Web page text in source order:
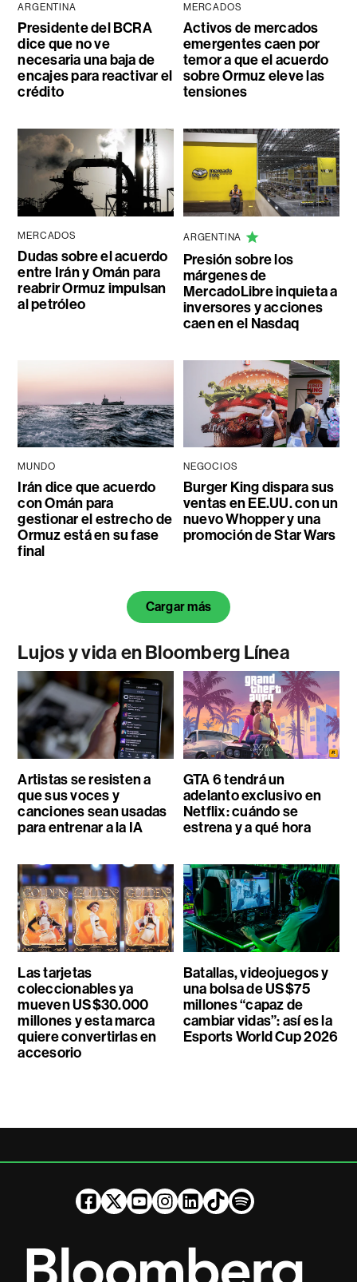
ARGENTINA
Presidente del BCRA
dice que no ve
necesaria una baja de
encajes para reactivar el
crédito
MERCADOS
Activos de mercados
emergentes caen por
temor a que el acuerdo
sobre Ormuz eleve las
tensiones
MERCADOS
Dudas sobre el acuerdo
entre Irán y Omán para
reabrir Ormuz impulsan
al petróleo
ARGENTINA
Presión sobre los
márgenes de
MercadoLibre inquieta a
inversores y acciones
caen en el Nasdaq
MUNDO
Irán dice que acuerdo
con Omán para
gestionar el estrecho de
Ormuz está en su fase
final
NEGOCIOS
Burger King dispara sus
ventas en EE.UU. con un
nuevo Whopper y una
promoción de Star Wars
Cargar más
Lujos y vida en Bloomberg Línea
Artistas se resisten a
que sus voces y
canciones sean usadas
para entrenar a la IA
GTA 6 tendrá un
adelanto exclusivo en
Netflix: cuándo se
estrena y a qué hora
Las tarjetas
coleccionables ya
mueven US$30.000
millones y esta marca
quiere convertirlas en
accesorio
Batallas, videojuegos y
una bolsa de US$75
millones “capaz de
cambiar vidas”: así es la
Esports World Cup 2026